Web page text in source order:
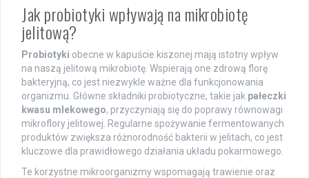
Jak probiotyki wpływają na mikrobiotę
jelitową?
Probiotyki obecne w kapuście kiszonej mają istotny wpływ
na naszą jelitową mikrobiotę. Wspierają one zdrową florę
bakteryjną, co jest niezwykle ważne dla funkcjonowania
organizmu. Główne składniki probiotyczne, takie jak pałeczki
kwasu mlekowego, przyczyniają się do poprawy równowagi
mikroflory jelitowej. Regularne spożywanie fermentowanych
produktów zwiększa różnorodność bakterii w jelitach, co jest
kluczowe dla prawidłowego działania układu pokarmowego.
Te korzystne mikroorganizmy wspomagają trawienie oraz